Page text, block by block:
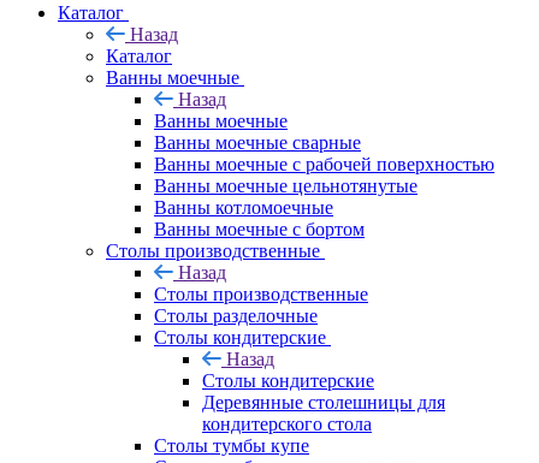
Каталог
Назад
Каталог
Ванны моечные
Назад
Ванны моечные
Ванны моечные сварные
Ванны моечные с рабочей поверхностью
Ванны моечные цельнотянутые
Ванны котломоечные
Ванны моечные с бортом
Столы производственные
Назад
Столы производственные
Столы разделочные
Столы кондитерские
Назад
Столы кондитерские
Деревянные столешницы для
кондитерского стола
Столы тумбы купе